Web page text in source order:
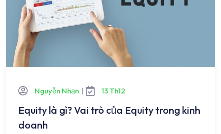
Nguyễn Nhạn | 13 Th12
Equity là gì? Vai trò của Equity trong kinh
doanh